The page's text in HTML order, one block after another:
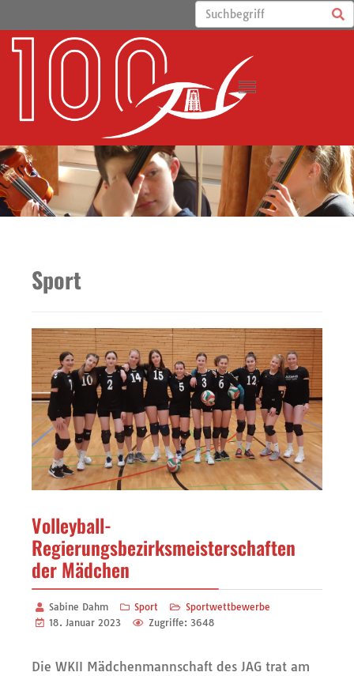
Sport
Volleyball-
Regierungsbezirksmeisterschaften
der Mädchen
Sabine Dahm Sport
Sportwettbewerbe
18. Januar 2023
Zugriffe: 3648
Die WKII Mädchenmannschaft des JAG trat am